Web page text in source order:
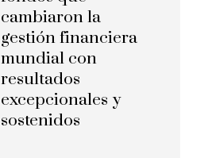
cambiaron la
gestión financiera
mundial con
resultados
excepcionales y
sostenidos